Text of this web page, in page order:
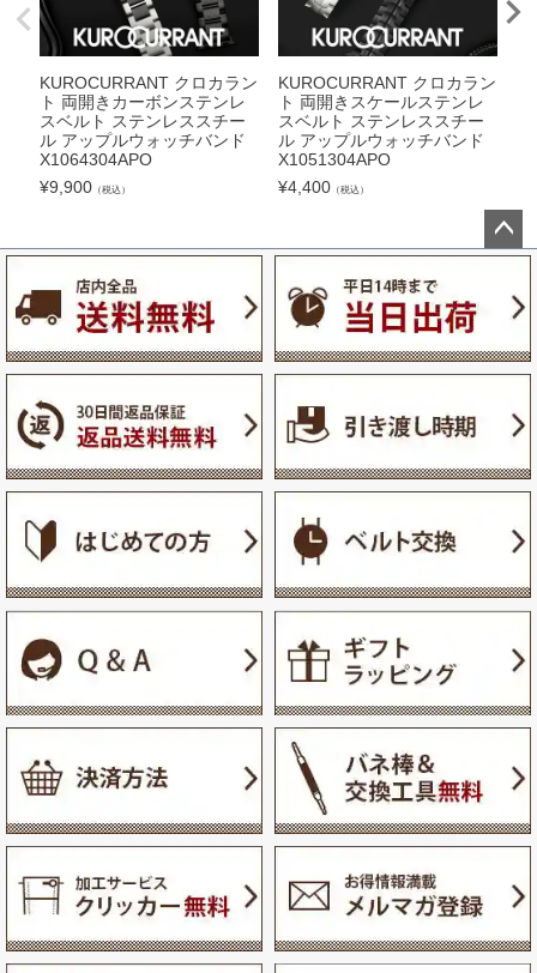
KUROCURRANT クロカラン
ト 両開きカーボンステンレ
スベルト ステンレススチー
ル アップルウォッチバンド
X1064304APO
¥9,900 （税込）
KUROCURRANT クロカラン
ト 両開きスケールステンレ
スベルト ステンレススチー
ル アップルウォッチバンド
X1051304APO
¥4,400 （税込）
ペー
ップ